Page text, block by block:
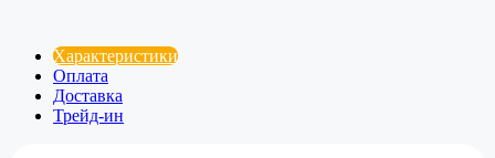
Характеристики
Оплата
Доставка
Трейд-ин